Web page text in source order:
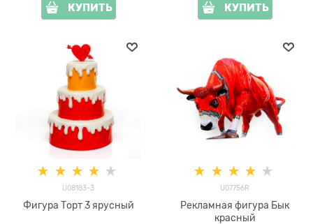
КУПИТЬ КУПИТЬ
U08183-3
Фигура Торт 3 ярусный
U07756R
Рекламная фигура Бык
красный